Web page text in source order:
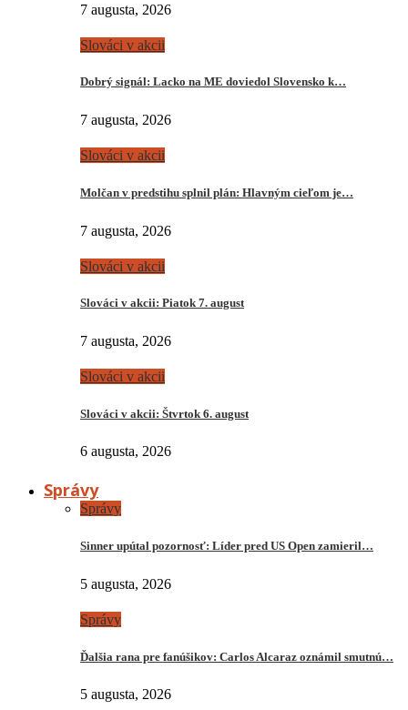
7 augusta, 2026
Slováci v akcii
Dobrý signál: Lacko na ME doviedol Slovensko k…
7 augusta, 2026
Slováci v akcii
Molčan v predstihu splnil plán: Hlavným cieľom je…
7 augusta, 2026
Slováci v akcii
Slováci v akcii: Piatok 7. august
7 augusta, 2026
Slováci v akcii
Slováci v akcii: Štvrtok 6. august
6 augusta, 2026
Správy
Správy
Sinner upútal pozornosť: Líder pred US Open zamieril…
5 augusta, 2026
Správy
Ďalšia rana pre fanúšikov: Carlos Alcaraz oznámil smutnú…
5 augusta, 2026